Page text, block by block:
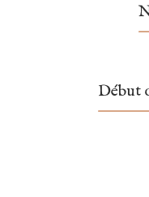
Début